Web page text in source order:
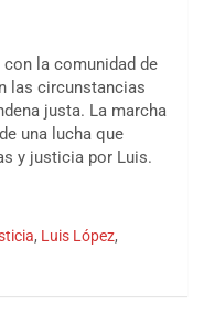
la comunidad de
las circunstancias
justa. La marcha
una lucha que
y justicia por Luis.
, Luis López,